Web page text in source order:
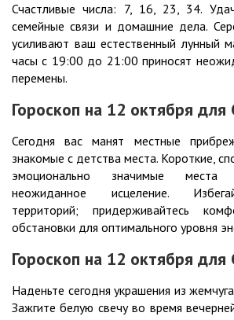
Счастливые числа: 7, 16, 23, 34.
семейные связи и домашние дела.
усиливают ваш естественный лунный
часы с 19:00 до 21:00 приносят
перемены.
Гороскоп на 12 октября для
Сегодня вас манят местные
знакомые с детства места. Короткие,
эмоционально значимые места
неожиданное исцеление.
территорий; придерживайтесь
обстановки для оптимального уровня
Гороскоп на 12 октября для
Наденьте сегодня украшения из
Зажгите белую свечу во время